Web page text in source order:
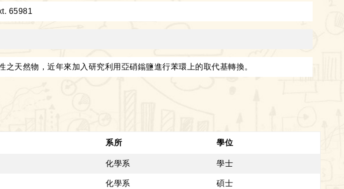
65981
之天然物，近年來加入研究利用亞硝鎓鹽進行苯環上的取代基轉換。
系所 學位
化學系 學士
化學系 碩士